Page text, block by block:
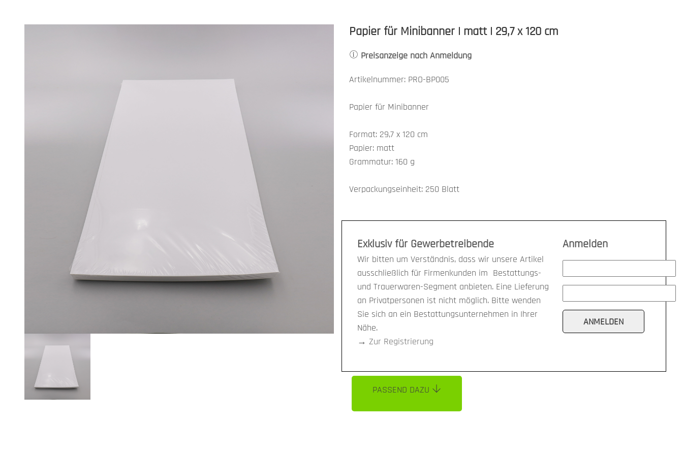
Papier für Minibanner | matt | 29,7 x 120 cm
Preisanzeige nach Anmeldung
Artikelnummer: PRO-BP005
Papier für Minibanner
Format: 29,7 x 120 cm
Papier: matt
Grammatur: 160 g
Verpackungseinheit: 250 Blatt
Exklusiv für Gewerbetreibende
Wir bitten um Verständnis, dass wir unsere Artikel
ausschließlich für Firmenkunden im Bestattungs-
und Trauerwaren-Segment anbieten. Eine Lieferung
an Privatpersonen ist nicht möglich. Bitte wenden
Sie sich an ein Bestattungsunternehmen in Ihrer
Nähe.
→ Zur Registrierung
Anmelden
PASSEND DAZU